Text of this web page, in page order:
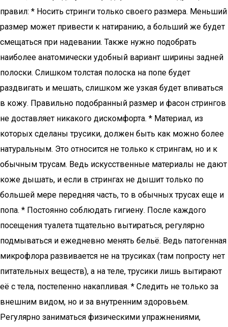
правил: * Носить стринги только своего размера. Меньший
размер может привести к натиранию, а больший же будет
смещаться при надевании. Также нужно подобрать
наиболее анатомически удобный вариант ширины задней
полоски. Слишком толстая полоска на попе будет
раздвигать и мешать, слишком же узкая будет впиваться
в кожу. Правильно подобранный размер и фасон стрингов
не доставляет никакого дискомфорта. * Материал, из
которых сделаны трусики, должен быть как можно более
натуральным. Это относится не только к стрингам, но и к
обычным трусам. Ведь искусственные материалы не дают
коже дышать, и если в стрингах не дышит только по
большей мере передняя часть, то в обычных трусах еще и
попа. * Постоянно соблюдать гигиену. После каждого
посещения туалета тщательно вытираться, регулярно
подмываться и ежедневно менять бельё. Ведь патогенная
микрофлора развивается не на трусиках (там попросту нет
питательных веществ), а на теле, трусики лишь вытирают
её с тела, постепенно накапливая. * Следить не только за
внешним видом, но и за внутренним здоровьем.
Регулярно заниматься физическими упражнениями,